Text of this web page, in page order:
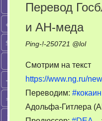
в
Перевод
и AH-меда
Ping-!-250721 @lol
Смотрим на текст
https://www.ng.ru/
Переводим: #кокаин
Адольфа-Гитлера